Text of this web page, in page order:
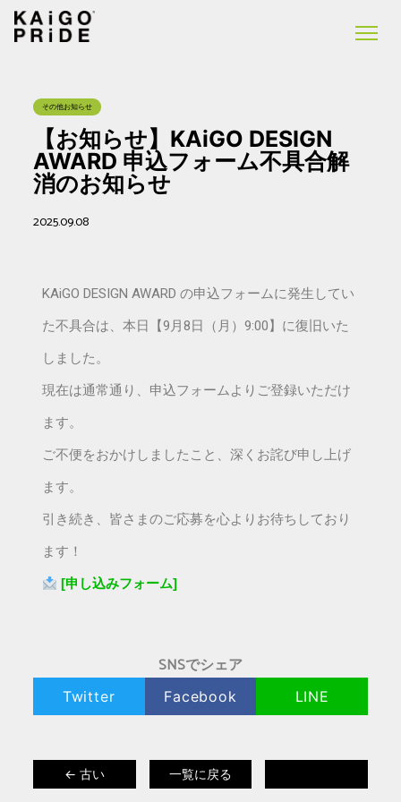
その他お知らせ
【お知らせ】KAiGO DESIGN
AWARD 申込フォーム不具合解
消のお知らせ
2025.09.08
KAiGO DESIGN AWARD の申込フォームに発生してい
た不具合は、本日【9月8日（月）9:00】に復旧いた
しました。
現在は通常通り、申込フォームよりご登録いただけ
ます。
ご不便をおかけしましたこと、深くお詫び申し上げ
ます。
引き続き、皆さまのご応募を心よりお待ちしており
ます！
[申し込みフォーム]
SNSでシェア
Twitter Facebook LINE
← 古い 一覧に戻る